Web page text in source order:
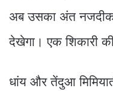
अब उसका अंत नजदीक
देखेगा। एक शिकारी
धांय और तेंदुआ